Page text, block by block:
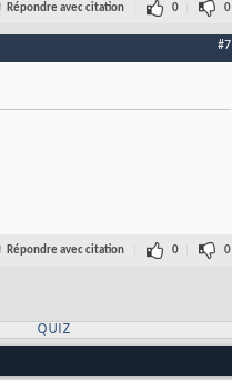
Répondre avec citation 0 0
#7
Répondre avec citation 0 0
QUIZ